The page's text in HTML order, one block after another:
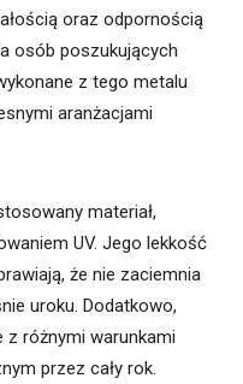
oraz odpornością
osób poszukujących
z tego metalu
aranżacjami
materiał,
UV. Jego lekkość
że nie zaciemnia
uroku. Dodatkowo,
z różnymi warunkami
przez cały rok.